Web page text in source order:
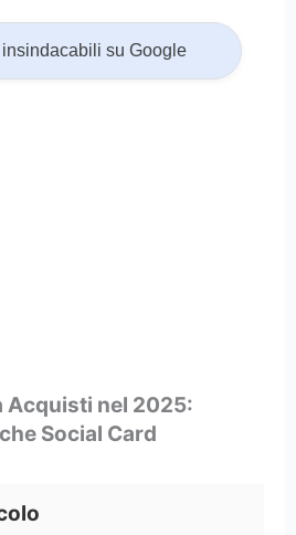
su Google
Acquisti nel 2025:
Social Card